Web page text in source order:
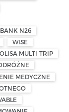
BANK N26
WISE
MULTI-TRIP
MEDYCZNE